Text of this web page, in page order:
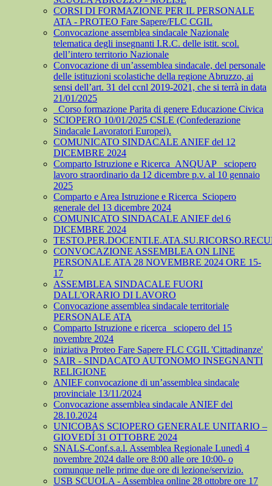
CORSI DI FORMAZIONE PER IL PERSONALE
ATA - PROTEO Fare Sapere/FLC CGIL
Convocazione assemblea sindacale Nazionale
telematica degli insegnanti I.R.C. delle istit. scol.
dell’intero territorio Nazionale
Convocazione di un’assemblea sindacale, del personale
delle istituzioni scolastiche della regione Abruzzo, ai
sensi dell’art. 31 del ccnl 2019-2021, che si terrà in data
21/01/2025
_Corso formazione Parita di genere Educazione Civica
SCIOPERO 10/01/2025 CSLE (Confederazione
Sindacale Lavoratori Europei).
COMUNICATO SINDACALE ANIEF del 12
DICEMBRE 2024
Comparto Istruzione e Ricerca_ANQUAP_ sciopero
lavoro straordinario da 12 dicembre p.v. al 10 gennaio
2025
Comparto e Area Istruzione e Ricerca_Sciopero
generale del 13 dicembre 2024
COMUNICATO SINDACALE ANIEF del 6
DICEMBRE 2024
CONVOCAZIONE ASSEMBLEA ON LINE
PERSONALE ATA 28 NOVEMBRE 2024 ORE 15-
17
ASSEMBLEA SINDACALE FUORI
DALL'ORARIO DI LAVORO
Convocazione assemblea sindacale territoriale
PERSONALE ATA
Comparto Istruzione e ricerca_ sciopero del 15
novembre 2024
iniziativa Proteo Fare Sapere FLC CGIL 'Cittadinanze'
SAIR - SINDACATO AUTONOMO INSEGNANTI
RELIGIONE
ANIEF convocazione di un’assemblea sindacale
provinciale 13/11/2024
Convocazione assemblea sindacale ANIEF del
28.10.2024
UNICOBAS SCIOPERO GENERALE UNITARIO –
GIOVEDÍ 31 OTTOBRE 2024
SNALS-Conf.s.a.l. Assemblea Regionale Lunedì 4
novembre 2024 dalle ore 8:00 alle ore 10:00- o
comunque nelle prime due ore di lezione/servizio.
USB SCUOLA - Assemblea online 28 ottobre ore 17